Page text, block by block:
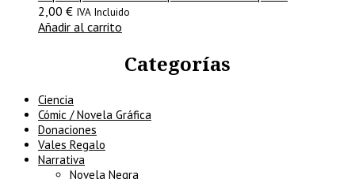
2,00 € IVA Incluido
Añadir al carrito
Categorías
Ciencia
Cómic / Novela Gráfica
Donaciones
Vales Regalo
Narrativa
Novela Negra